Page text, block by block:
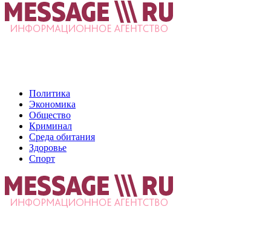
Политика
Экономика
Общество
Криминал
Среда обитания
Здоровье
Спорт